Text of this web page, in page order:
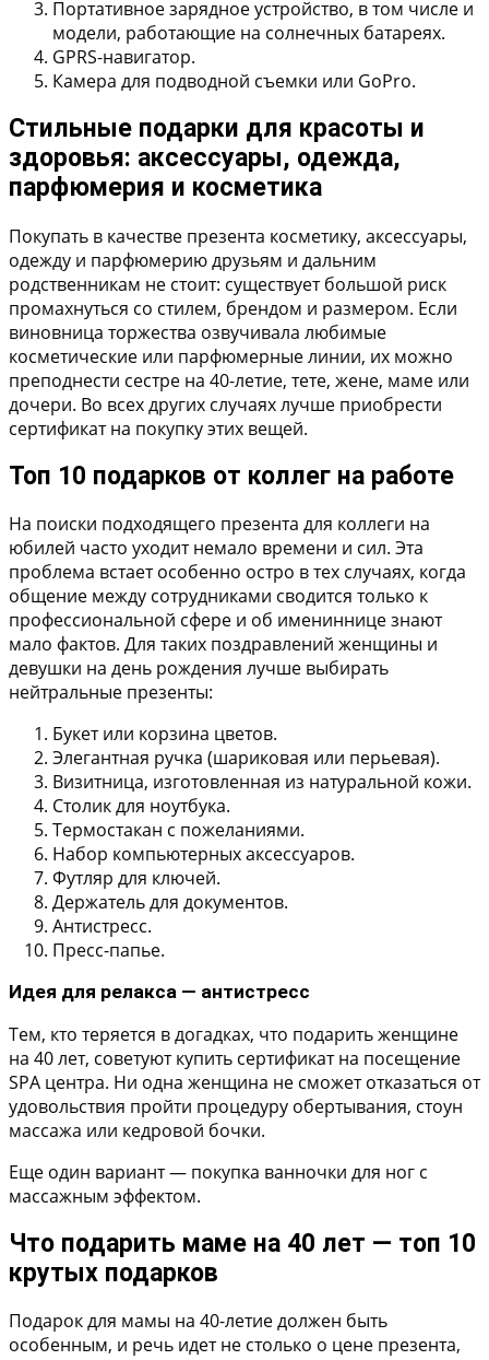
Портативное зарядное устройство, в том числе и
модели, работающие на солнечных батареях.
GPRS-навигатор.
Камера для подводной съемки или GoPro.
Стильные подарки для красоты и
здоровья: аксессуары, одежда,
парфюмерия и косметика
Покупать в качестве презента косметику, аксессуары,
одежду и парфюмерию друзьям и дальним
родственникам не стоит: существует большой риск
промахнуться со стилем, брендом и размером. Если
виновница торжества озвучивала любимые
косметические или парфюмерные линии, их можно
преподнести сестре на 40-летие, тете, жене, маме или
дочери. Во всех других случаях лучше приобрести
сертификат на покупку этих вещей.
Топ 10 подарков от коллег на работе
На поиски подходящего презента для коллеги на
юбилей часто уходит немало времени и сил. Эта
проблема встает особенно остро в тех случаях, когда
общение между сотрудниками сводится только к
профессиональной сфере и об имениннице знают
мало фактов. Для таких поздравлений женщины и
девушки на день рождения лучше выбирать
нейтральные презенты:
Букет или корзина цветов.
Элегантная ручка (шариковая или перьевая).
Визитница, изготовленная из натуральной кожи.
Столик для ноутбука.
Термостакан с пожеланиями.
Набор компьютерных аксессуаров.
Футляр для ключей.
Держатель для документов.
Антистресс.
Пресс-папье.
Идея для релакса — антистресс
Тем, кто теряется в догадках, что подарить женщине
на 40 лет, советуют купить сертификат на посещение
SPA центра. Ни одна женщина не сможет отказаться от
удовольствия пройти процедуру обертывания, стоун
массажа или кедровой бочки.
Еще один вариант — покупка ванночки для ног с
массажным эффектом.
Что подарить маме на 40 лет — топ 10
крутых подарков
Подарок для мамы на 40-летие должен быть
особенным, и речь идет не столько о цене презента,